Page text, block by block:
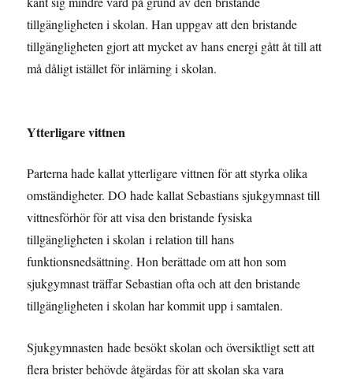
tillgängligheten i skolan. Han uppgav att den bristande
tillgängligheten gjort att mycket av hans energi gått åt till att
må dåligt istället för inlärning i skolan.
Ytterligare vittnen
Parterna hade kallat ytterligare vittnen för att styrka olika
omständigheter. DO hade kallat Sebastians sjukgymnast till
vittnesförhör för att visa den bristande fysiska
tillgängligheten i skolan i relation till hans
funktionsnedsättning. Hon berättade om att hon som
sjukgymnast träffar Sebastian ofta och att den bristande
tillgängligheten i skolan har kommit upp i samtalen.
Sjukgymnasten hade besökt skolan och översiktligt sett att
flera brister behövde åtgärdas för att skolan ska vara